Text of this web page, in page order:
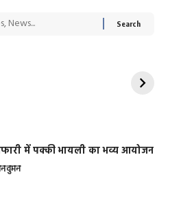
रोज एक कच्चे लहसुन
में पक्की भायली का भव्य आयोजन
वुमन